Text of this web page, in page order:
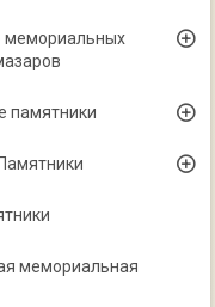
мемориальных
памятники
мемориальная